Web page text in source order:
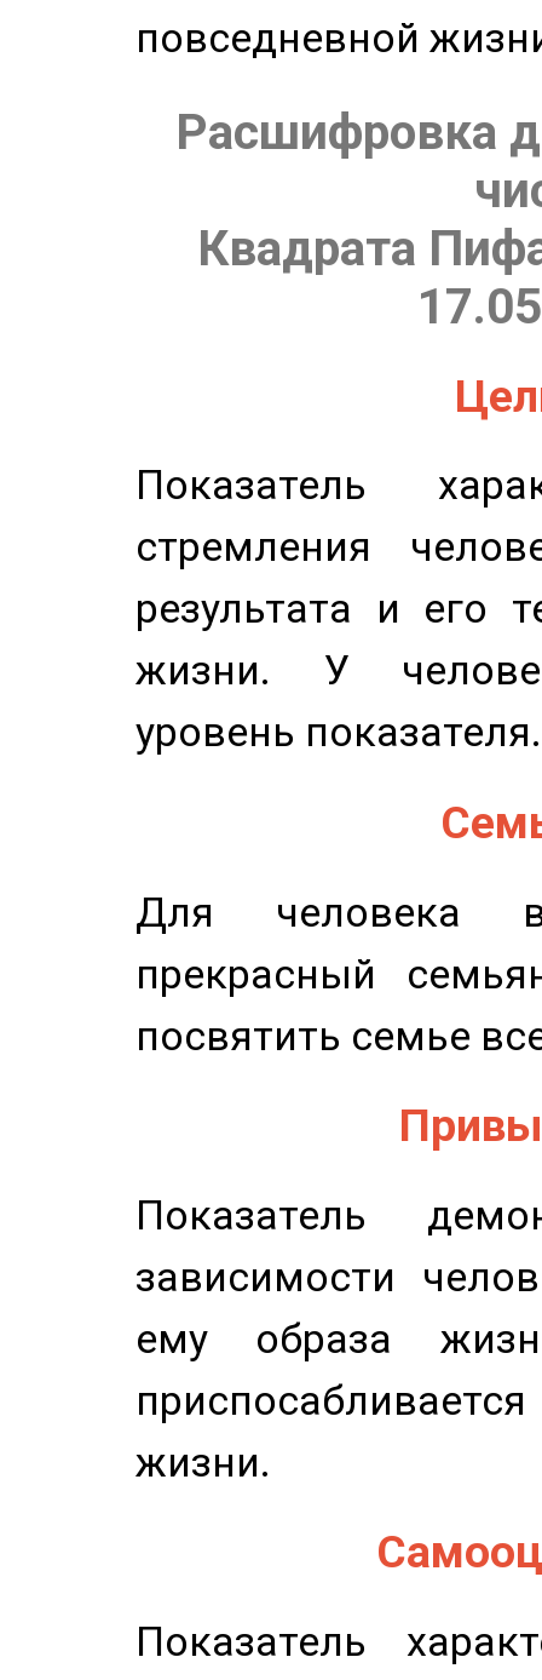
повседневной
Расшифровка
Квадрата
Показатель
стремления
результата и его
жизни. У
уровень показателя.
Для человека
прекрасный
посвятить семье
Показатель
зависимости
ему образа
жизни.
Показатель